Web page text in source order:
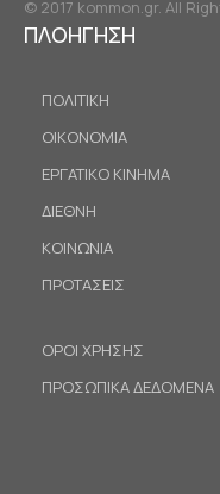
© 2017 kommon.gr. All
ΠΛΟΗΓΗΣΗ
ΠΟΛΙΤΙΚΗ
ΟΙΚΟΝΟΜΙΑ
ΕΡΓΑΤΙΚΟ ΚΙΝΗΜΑ
ΔΙΕΘΝΗ
ΚΟΙΝΩΝΙΑ
ΠΡΟΤΑΣΕΙΣ
ΟΡΟΙ ΧΡΗΣΗΣ
ΠΡΟΣΩΠΙΚΑ ΔΕΔΟΜΕΝΑ